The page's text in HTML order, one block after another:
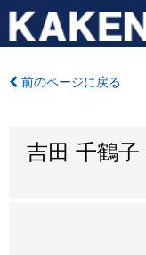
前のページに戻る
吉田 千鶴子